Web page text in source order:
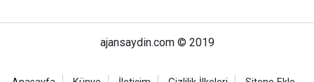
ajansaydin.com © 2019